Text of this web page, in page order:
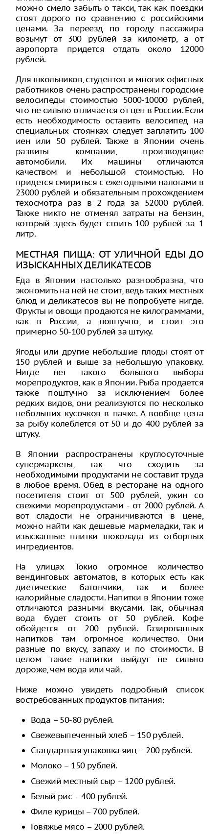
можно смело забыть о такси, так как поездки
стоят дорого по сравнению с российскими
ценами. За переезд по городу пассажира
возьмут от 300 рублей за километр, а от
аэропорта придется отдать около 12000
рублей.
Для школьников, студентов и многих офисных
работников очень распространены городские
велосипеды стоимостью 5000-10000 рублей,
что не сильно отличается от цен в России. Если
есть необходимость оставить велосипед на
специальных стоянках следует заплатить 100
иен или 50 рублей. Также в Японии очень
развиты компании, производящие
автомобили. Их машины отличаются
качеством и небольшой стоимостью. Но
придется смириться с ежегодными налогами в
23000 рублей и обязательным прохождением
техосмотра раз в 2 года за 52000 рублей.
Также никто не отменял затраты на бензин,
который здесь будет стоить 100 рублей за 1
литр.
МЕСТНАЯ ПИЩА: ОТ УЛИЧНОЙ ЕДЫ ДО
ИЗЫСКАННЫХ ДЕЛИКАТЕСОВ
Еда в Японии настолько разнообразна, что
экономить на ней не стоит, ведь таких местных
блюд и деликатесов вы не попробуете нигде.
Фрукты и овощи продаются не килограммами,
как в России, а поштучно, и стоит это
примерно 50-100 рублей за штуку.
Ягоды или другие небольшие плоды стоят от
150 рублей и выше за небольшую упаковку.
Нигде нет такого большого выбора
морепродуктов, как в Японии. Рыба продается
также поштучно за исключением более
редких видов, они реализуются по несколько
небольших кусочков в пачке. А вообще цена
за рыбу колеблется от 50 и до 400 рублей за
штуку.
В Японии распространены круглосуточные
супермаркеты, так что сходить за
необходимыми продуктами не составит труда
в любое время. Обед в ресторане на одного
посетителя стоит от 500 рублей, ужин со
свежими морепродуктами - от 2000 рублей. А
вот сладости не ограничиваются в цене,
можно найти как дешевые мармеладки, так и
изысканные плитки шоколада из отборных
ингредиентов.
На улицах Токио огромное количество
вендинговых автоматов, в которых есть как
диетические батончики, так и более
калорийные сладости. Напитки в Японии тоже
отличаются разными вкусами. Так, обычная
вода будет стоить от 50 рублей. Кофе
обойдется от 200 рублей. Газированных
напитков там огромное количество. Они
разные по вкусу, запаху и по стоимости. В
целом такие напитки выйдут не сильно
дороже, чем вода или чай.
Ниже можно увидеть подробный список
востребованных продуктов питания:
Вода – 50-80 рублей.
Свежевыпеченный хлеб – 150 рублей.
Стандартная упаковка яиц – 200 рублей.
Молоко – 150 рублей.
Свежий местный сыр – 1200 рублей.
Белый рис – 400 рублей.
Филе курицы – 700 рублей.
Говяжье мясо – 2000 рублей.